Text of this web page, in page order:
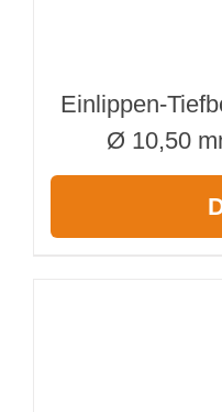
Einlippen-
Ø 10,50